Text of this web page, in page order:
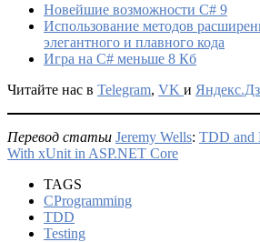
Новейшие возможности C# 9
Использование методов
элегантного и плавного кода
Игра на C# меньше 8 Кб
Читайте нас в Telegram, VK и
Перевод статьи Jeremy Wells: TDD and
With xUnit in ASP.NET Core
TAGS
CProgramming
TDD
Testing